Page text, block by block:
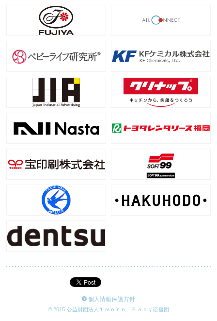
個人情報保護方針
© 2015 公益財団法人１ｍｏｒｅ Ｂａｂｙ応援団